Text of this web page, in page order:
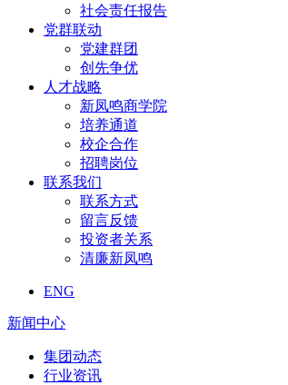
社会责任报告
党群联动
党建群团
创先争优
人才战略
新凤鸣商学院
培养通道
校企合作
招聘岗位
联系我们
联系方式
留言反馈
投资者关系
清廉新凤鸣
ENG
新闻中心
集团动态
行业资讯